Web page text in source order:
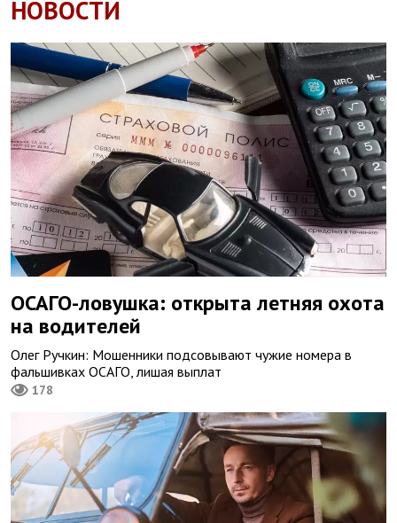
НОВОСТИ
ОСАГО-ловушка: открыта летняя охота
на водителей
Олег Ручкин: Мошенники подсовывают чужие номера в
фальшивках ОСАГО, лишая выплат
178